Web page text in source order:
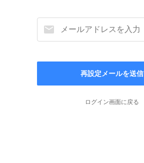
再設定メールを送信
ログイン画面に戻る